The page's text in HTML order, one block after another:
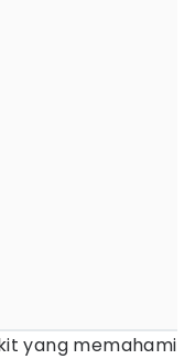
yang memahami